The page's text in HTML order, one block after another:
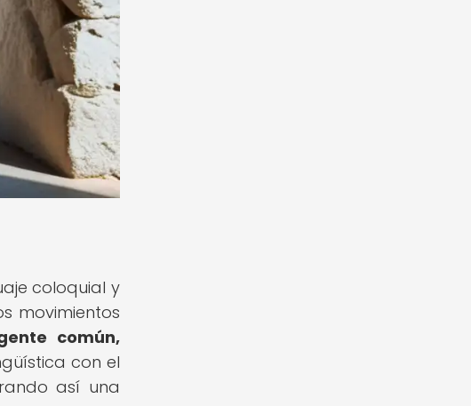
coloquial y
movimientos
común,
con el
así una